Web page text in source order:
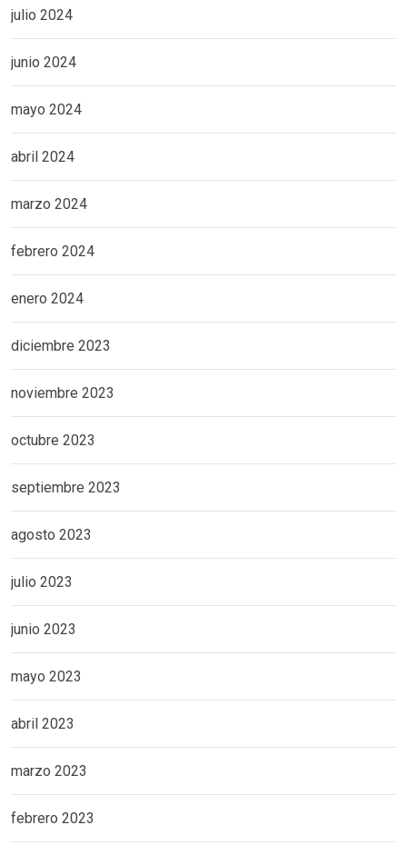
julio 2024
junio 2024
mayo 2024
abril 2024
marzo 2024
febrero 2024
enero 2024
diciembre 2023
noviembre 2023
octubre 2023
septiembre 2023
agosto 2023
julio 2023
junio 2023
mayo 2023
abril 2023
marzo 2023
febrero 2023